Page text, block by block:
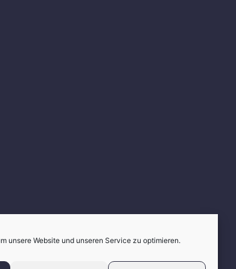
unsere Website und unseren Service zu optimieren.